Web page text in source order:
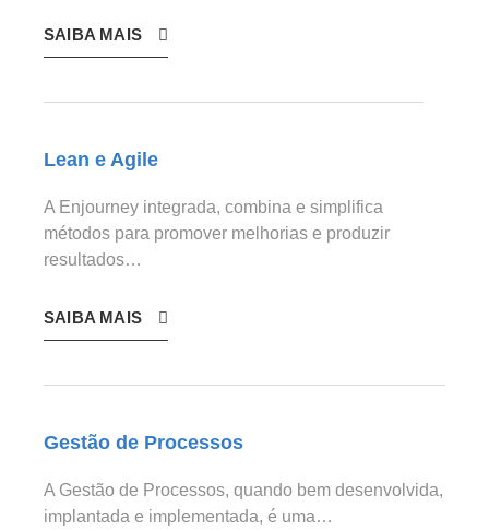
SAIBA MAIS
Lean e Agile
A Enjourney integrada, combina e simplifica
métodos para promover melhorias e produzir
resultados…
SAIBA MAIS
Gestão de Processos
A Gestão de Processos, quando bem desenvolvida,
implantada e implementada, é uma…